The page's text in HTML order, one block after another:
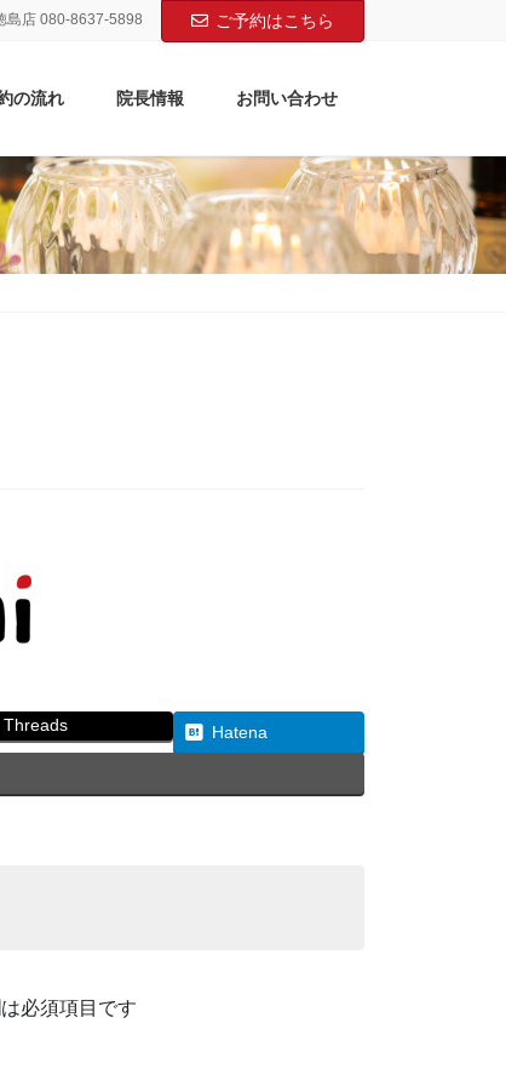
島店 080-8637-5898 ご予約はこちら
の流れ 院長情報 お問い合わせ
Threads Hatena
必須項目です